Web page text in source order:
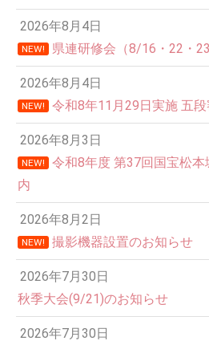
2026年8月4日
NEW! 県連研修会（8/16・22・
2026年8月4日
NEW! 令和8年11月29日実施 五
2026年8月3日
NEW!
令和8年度 第37回国宝松
内
2026年8月2日
NEW! 撮影機器設置のお知らせ
2026年7月30日
秋季大会(9/21)のお知らせ
2026年7月30日